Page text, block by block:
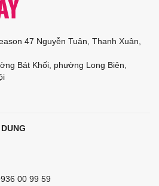
47 Nguyễn Tuân, Thanh Xuân,
Bát Khối, phường Long Biên,
00 99 59